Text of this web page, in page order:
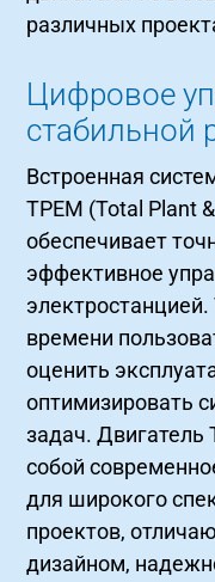
различных
Цифровое
стабильной
Встроенная
TPEM (Total Plant
обеспечивает
эффективное
времени
оценить
оптимизировать
задач. Двигатель
собой
для широкого
проектов,
дизайном,